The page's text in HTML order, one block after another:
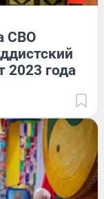
СВО
2023 года